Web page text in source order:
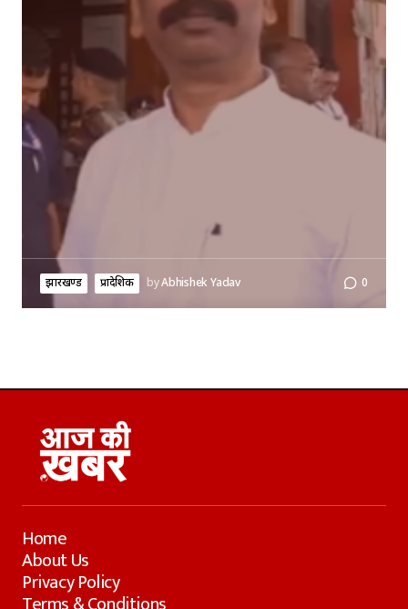
झारखण्ड प्रादेशिक byAbhishek Yadav 0
Home
About Us
Privacy Policy